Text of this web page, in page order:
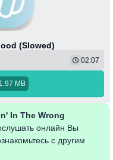
(Slowed)
02:07
1.97 MB
In The Wrong
онлайн Вы
с другим